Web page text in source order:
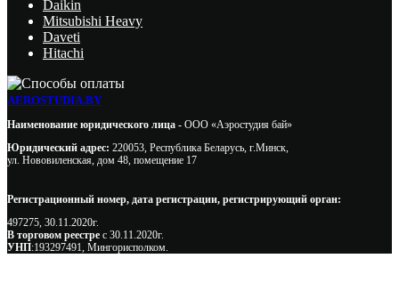
Daikin
Mitsubishi Heavy
Daveti
Hitachi
AEROSTUDIA.BY
Наименование юридического лица - ООО «Аэростудия бай»
Юридический адрес: 220053, Республика Беларусь, г.Минск,
ул. Нововиленская, дом 48, помещение 17
Регистрационный номер, дата регистрации, регистрирующий орган:
497275, 30.11.2020г.
В торговом реестре с 30.11.2020г.
УНП:193297491, Мингорисполком.